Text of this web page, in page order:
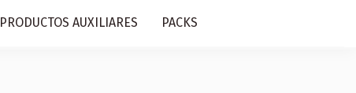
PRODUCTOS AUXILIARES PACKS